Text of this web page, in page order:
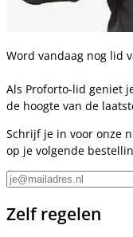
Word vandaag nog lid
Als Proforto-lid geniet
de hoogte van de
Schrijf je in voor onze
op je volgende
Zelf regelen